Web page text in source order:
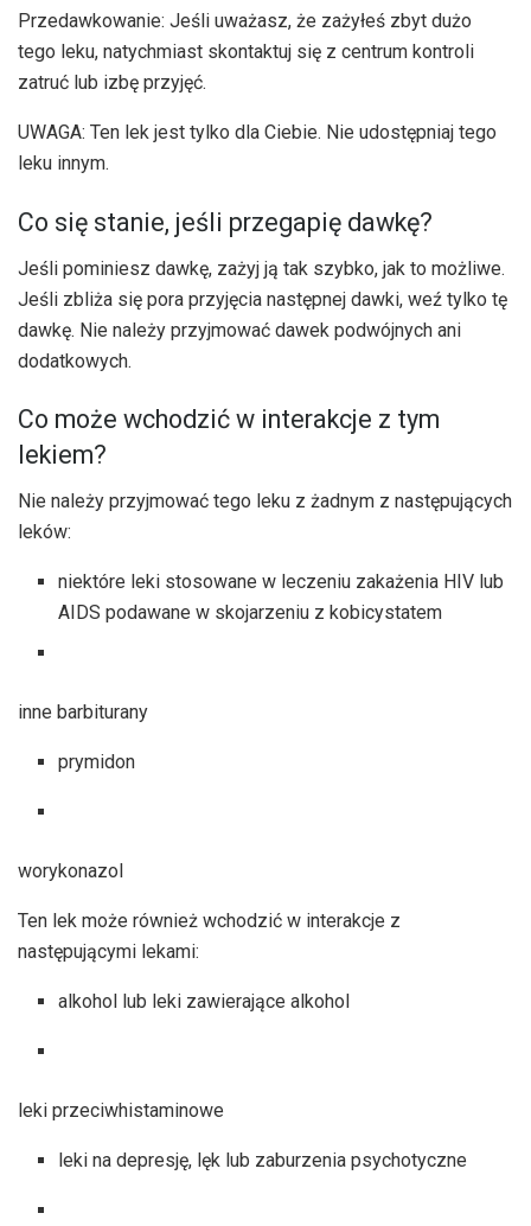
Przedawkowanie: Jeśli uważasz, że zażyłeś zbyt dużo
tego leku, natychmiast skontaktuj się z centrum kontroli
zatruć lub izbę przyjęć.
UWAGA: Ten lek jest tylko dla Ciebie. Nie udostępniaj tego
leku innym.
Co się stanie, jeśli przegapię dawkę?
Jeśli pominiesz dawkę, zażyj ją tak szybko, jak to możliwe.
Jeśli zbliża się pora przyjęcia następnej dawki, weź tylko tę
dawkę. Nie należy przyjmować dawek podwójnych ani
dodatkowych.
Co może wchodzić w interakcje z tym
lekiem?
Nie należy przyjmować tego leku z żadnym z następujących
leków:
niektóre leki stosowane w leczeniu zakażenia HIV lub
AIDS podawane w skojarzeniu z kobicystatem
inne barbiturany
prymidon
worykonazol
Ten lek może również wchodzić w interakcje z
następującymi lekami:
alkohol lub leki zawierające alkohol
leki przeciwhistaminowe
leki na depresję, lęk lub zaburzenia psychotyczne